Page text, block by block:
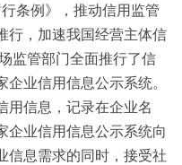
条例》，推动信用监管
行，加速我国经营主体信
监管部门全面推行了信
业信用信息公示系统。
用信息，记录在企业名
企业信用信息公示系统向
信息需求的同时，接受社